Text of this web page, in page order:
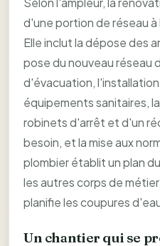
d'une portion de réseau
Elle inclut la dépose des
pose du nouveau réseau
d'évacuation,
équipements sanitaires,
robinets d'arrêt et d'un
besoin, et la mise aux
plombier établit un plan
les autres corps de
planifie les coupures
Un chantier qui se